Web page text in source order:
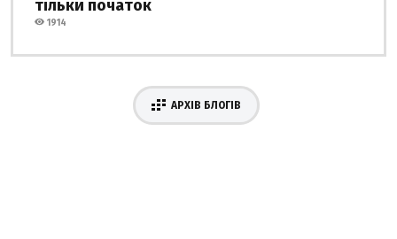
тільки початок
1914
АРХІВ БЛОГІВ